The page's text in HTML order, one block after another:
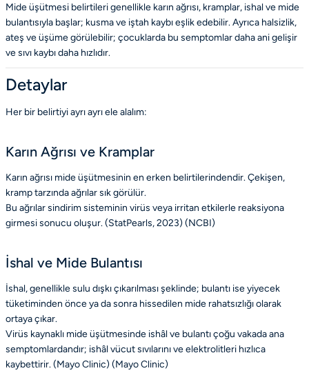
Mide üşütmesi belirtileri genellikle karın ağrısı, kramplar, ishal ve mide
bulantısıyla başlar; kusma ve iştah kaybı eşlik edebilir. Ayrıca halsizlik,
ateş ve üşüme görülebilir; çocuklarda bu semptomlar daha ani gelişir
ve sıvı kaybı daha hızlıdır.
Detaylar
Her bir belirtiyi ayrı ayrı ele alalım:
Karın Ağrısı ve Kramplar
Karın ağrısı mide üşütmesinin en erken belirtilerindendir. Çekişen,
kramp tarzında ağrılar sık görülür.
Bu ağrılar sindirim sisteminin virüs veya irritan etkilerle reaksiyona
girmesi sonucu oluşur. (StatPearls, 2023) (NCBI)
İshal ve Mide Bulantısı
İshal, genellikle sulu dışkı çıkarılması şeklinde; bulantı ise yiyecek
tüketiminden önce ya da sonra hissedilen mide rahatsızlığı olarak
ortaya çıkar.
Virüs kaynaklı mide üşütmesinde ishâl ve bulantı çoğu vakada ana
semptomlardandır; ishâl vücut sıvılarını ve elektrolitleri hızlıca
kaybettirir. (Mayo Clinic) (Mayo Clinic)